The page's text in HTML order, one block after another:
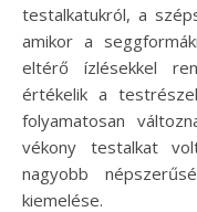
testalkatukról, a
amikor a
eltérő ízlésekkel
értékelik a
folyamatosan
vékony testalkat
nagyobb
kiemelése.